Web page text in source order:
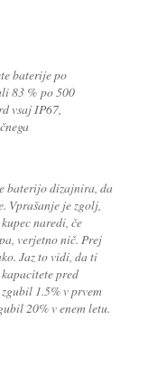
baterije po
83 % po 500
vsaj IP67,
baterijo dizajnira, da
Vprašanje je zgolj,
naredi, če
verjetno nič. Prej
Jaz to vidi, da ti
pred
1.5% v prvem
20% v enem letu.